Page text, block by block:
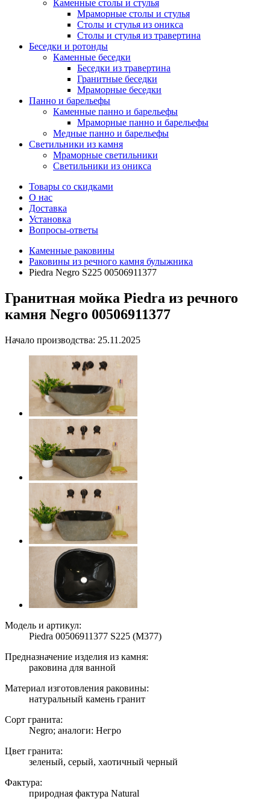
Каменные столы и стулья
Мраморные столы и стулья
Столы и стулья из оникса
Столы и стулья из травертина
Беседки и ротонды
Каменные беседки
Беседки из травертина
Гранитные беседки
Мраморные беседки
Панно и барельефы
Каменные панно и барельефы
Мраморные панно и барельефы
Медные панно и барельефы
Светильники из камня
Мраморные светильники
Светильники из оникса
Товары со скидками
О нас
Доставка
Установка
Вопросы-ответы
Каменные раковины
Раковины из речного камня булыжника
Piedra Negro S225 00506911377
Гранитная мойка Piedra из речного
камня Negro 00506911377
Начало производства: 25.11.2025
Модель и артикул:
Piedra 00506911377 S225 (M377)
Предназначение изделия из камня:
раковина для ванной
Материал изготовления раковины:
натуральный камень гранит
Сорт гранита:
Negro; аналоги: Негро
Цвет гранита:
зеленый, серый, хаотичный черный
Фактура:
природная фактура Natural